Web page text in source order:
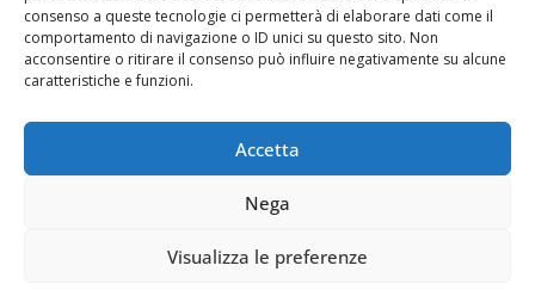
consenso a queste tecnologie ci permetterà di elaborare dati come il
comportamento di navigazione o ID unici su questo sito. Non
acconsentire o ritirare il consenso può influire negativamente su alcune
caratteristiche e funzioni.
Accetta
Nega
Visualizza le preferenze
Aut. del tribunale di Catania n.23/2011 del 20/09/2011 Dir.
Resp. Riccardo Orioles.
Associazione Culturale I Siciliani Giovani
via Randazzo 27 Catania